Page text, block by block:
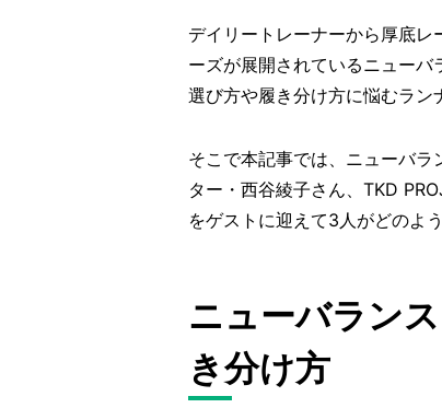
デイリートレーナーから厚底
ーズが展開されているニューバ
選び方や履き分け方に悩むラン
そこで本記事では、ニューバ
ター・西谷綾子さん、TKD
をゲストに迎えて3人がどのよ
ニューバラン
き分け方